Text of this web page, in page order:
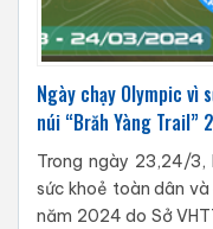
Ngày chạy Olympic vì
núi “Brăh Yàng Trail”
Trong ngày 23,24/
sức khoẻ toàn dân và
năm 2024 do Sở